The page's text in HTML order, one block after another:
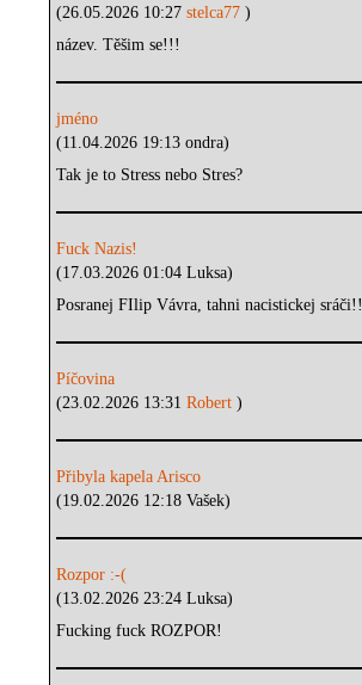
(26.05.2026 10:27stelca77)
název. Těšim se!!!
jméno
(11.04.2026 19:13 ondra)
Tak je to Stress nebo Stres?
Fuck Nazis!
(17.03.2026 01:04 Luksa)
Posranej FIlip Vávra, tahni nacistickej sráči!!
Píčovina
(23.02.2026 13:31Robert)
Přibyla kapela Arisco
(19.02.2026 12:18 Vašek)
Rozpor :-(
(13.02.2026 23:24 Luksa)
Fucking fuck ROZPOR!